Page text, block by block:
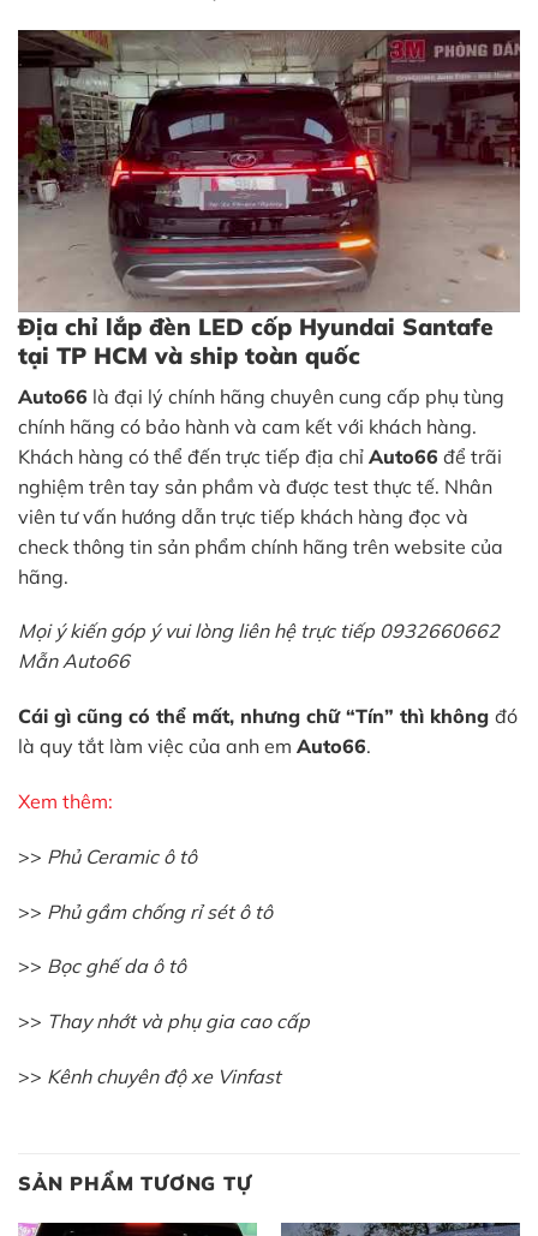
Địa chỉ lắp đèn LED cốp Hyundai Santafe
tại TP HCM và ship toàn quốc
Auto66 là đại lý chính hãng chuyên cung cấp phụ tùng
chính hãng có bảo hành và cam kết với khách hàng.
Khách hàng có thể đến trực tiếp địa chỉ Auto66 để trãi
nghiệm trên tay sản phầm và được test thực tế. Nhân
viên tư vấn hướng dẫn trực tiếp khách hàng đọc và
check thông tin sản phẩm chính hãng trên website của
hãng.
Mọi ý kiến góp ý vui lòng liên hệ trực tiếp 0932660662
Mẫn Auto66
Cái gì cũng có thể mất, nhưng chữ “Tín” thì không đó
là quy tắt làm việc của anh em Auto66.
Xem thêm:
>> Phủ Ceramic ô tô
>> Phủ gầm chống rỉ sét ô tô
>> Bọc ghế da ô tô
>> Thay nhớt và phụ gia cao cấp
>> Kênh chuyên độ xe Vinfast
SẢN PHẨM TƯƠNG TỰ